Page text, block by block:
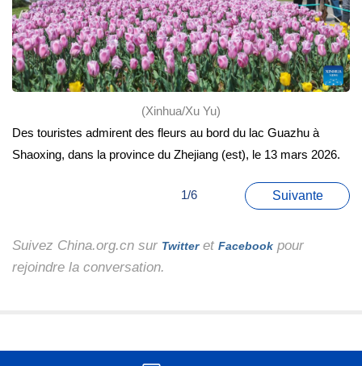
(Xinhua/Xu Yu)
Des touristes admirent des fleurs au bord du lac Guazhu à
Shaoxing, dans la province du Zhejiang (est), le 13 mars 2026.
1/6 Suivante
Suivez China.org.cn sur Twitteret Facebook pour
rejoindre la conversation.